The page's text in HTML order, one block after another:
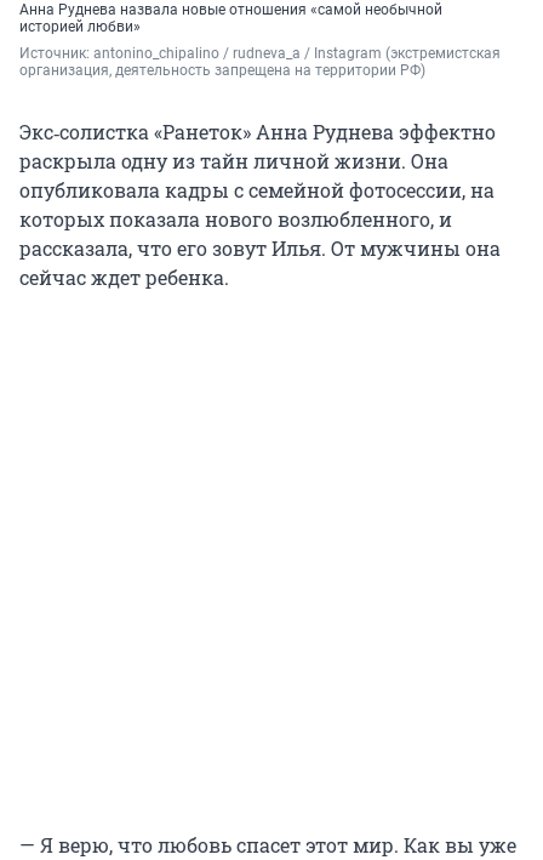
Анна Руднева назвала новые отношения «самой необычной
историей любви»
Источник: antonino_chipalino / rudneva_a / Instagram (экстремистская
организация, деятельность запрещена на территории РФ)
Экс‑солистка «Ранеток» Анна Руднева эффектно
раскрыла одну из тайн личной жизни. Она
опубликовала кадры с семейной фотосессии, на
которых показала нового возлюбленного, и
рассказала, что его зовут Илья. От мужчины она
сейчас ждет ребенка.
— Я верю, что любовь спасет этот мир. Как вы уже